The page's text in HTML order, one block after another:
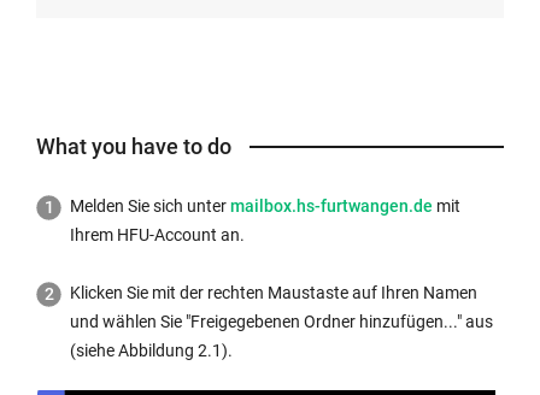
What you have to do
Melden Sie sich unterExternal
link
in
a
mailbox.hs-furtwangen.de mit
Ihrem HFU-Account an.
Klicken Sie mit der rechten Maustaste auf Ihren Namen
und wählen Sie "Freigegebenen Ordner hinzufügen..." aus
(siehe Abbildung 2.1).